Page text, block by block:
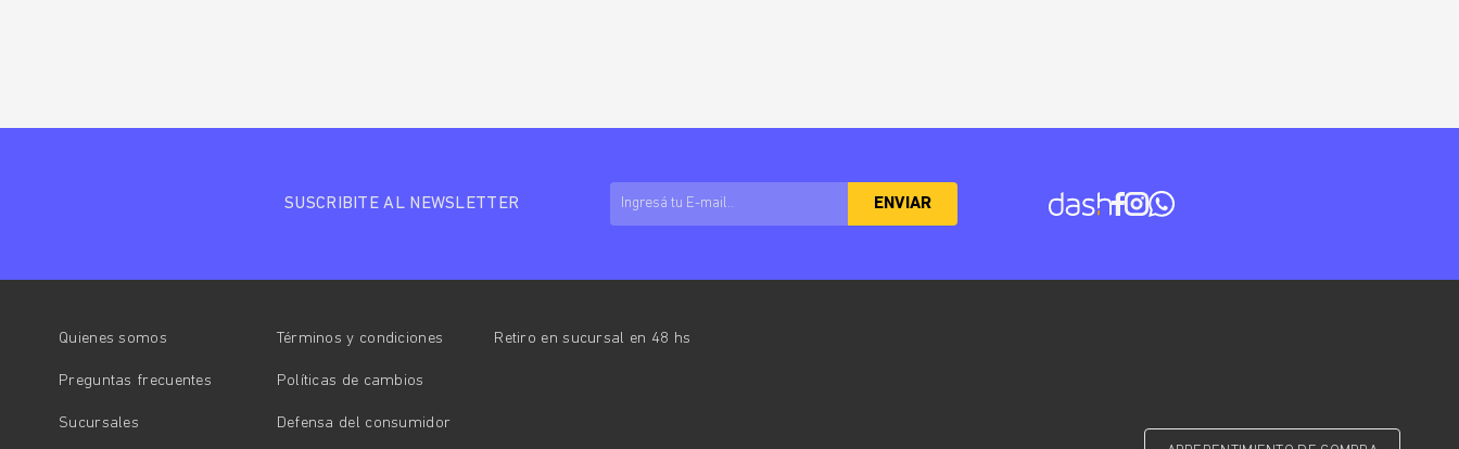
SUSCRIBITE AL NEWSLETTER ENVIAR
Quienes somos Términos y condiciones
Preguntas frecuentes Políticas de cambios
Sucursales Defensa del consumidor
Retiro en sucursal en 48 hs